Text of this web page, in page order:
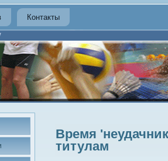
Контакты
Время
титулам